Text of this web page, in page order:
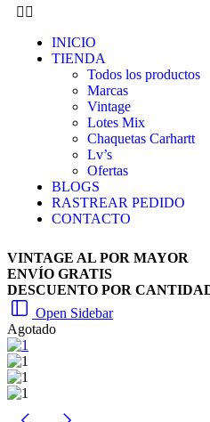
INICIO
TIENDA
Todos los productos
Marcas
Vintage
Lotes Mix
Chaquetas Carhartt
Lv’s
Ofertas
BLOGS
RASTREAR PEDIDO
CONTACTO
VINTAGE AL POR MAYOR
ENVÍO GRATIS
DESCUENTO POR
Open Sidebar
Agotado